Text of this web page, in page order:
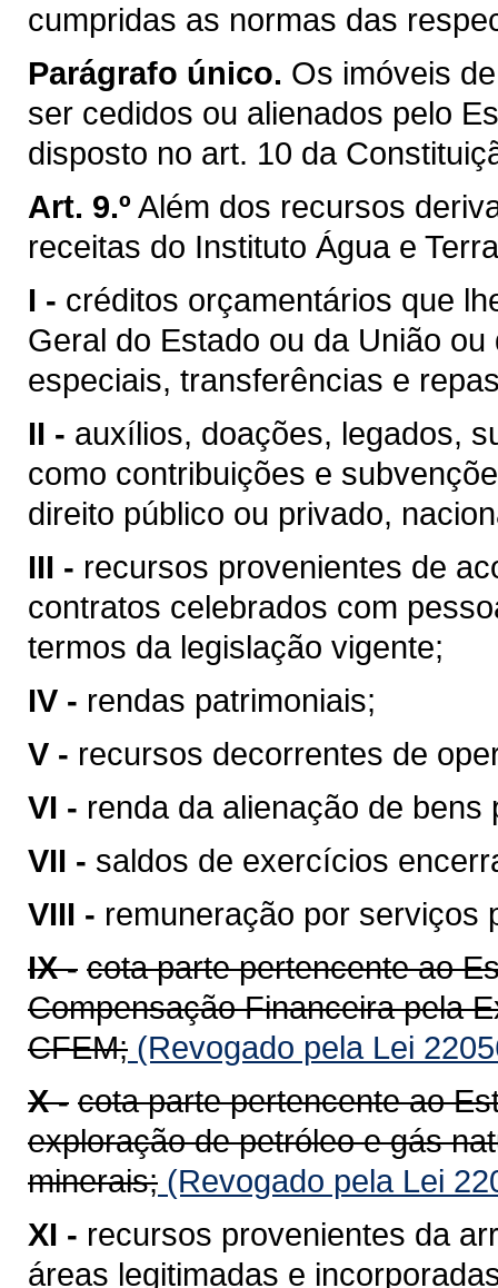
cumpridas as normas das
Parágrafo único. Os imóveis
ser cedidos ou alienados pelo
disposto no art. 10 da
Art. 9.º Além dos recursos
receitas do Instituto Água e
I - créditos orçamentários que
Geral do Estado ou da União
especiais, transferências e
II - auxílios, doações, legados,
como contribuições e
direito público ou privado,
III - recursos provenientes de
contratos celebrados com
termos da legislação vigente;
IV - rendas patrimoniais;
V - recursos decorrentes de
VI - renda da alienação de
VII - saldos de exercícios
VIII - remuneração por serviços
IX - cota parte pertencente ao
Compensação Financeira pela
CFEM; (Revogado pela Lei
X - cota parte pertencente ao
exploração de petróleo e gás
minerais; (Revogado pela Lei
XI - recursos provenientes da
áreas legitimadas e